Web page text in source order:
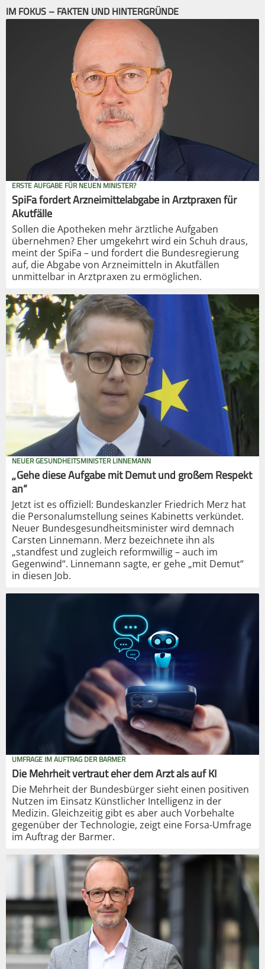
IM FOKUS – FAKTEN UND HINTERGRÜNDE
ERSTE AUFGABE FÜR NEUEN MINISTER?
SpiFa fordert Arzneimittelabgabe in Arztpraxen für
Akutfälle
Sollen die Apotheken mehr ärztliche Aufgaben
übernehmen? Eher umgekehrt wird ein Schuh draus,
meint der SpiFa – und fordert die Bundesregierung
auf, die Abgabe von Arzneimitteln in Akutfällen
unmittelbar in Arztpraxen zu ermöglichen.
NEUER GESUNDHEITSMINISTER LINNEMANN
„Gehe diese Aufgabe mit Demut und großem Respekt
an“
Jetzt ist es offiziell: Bundeskanzler Friedrich Merz hat
die Personalumstellung seines Kabinetts verkündet.
Neuer Bundesgesundheitsminister wird demnach
Carsten Linnemann. Merz bezeichnete ihn als
„standfest und zugleich reformwillig – auch im
Gegenwind“. Linnemann sagte, er gehe „mit Demut“
in diesen Job.
UMFRAGE IM AUFTRAG DER BARMER
Die Mehrheit vertraut eher dem Arzt als auf KI
Die Mehrheit der Bundesbürger sieht einen positiven
Nutzen im Einsatz Künstlicher Intelligenz in der
Medizin. Gleichzeitig gibt es aber auch Vorbehalte
gegenüber der Technologie, zeigt eine Forsa-Umfrage
im Auftrag der Barmer.